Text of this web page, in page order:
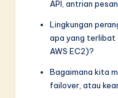
API, antrian
Lingkungan
apa yang terlibat
AWS EC2)?
Bagaimana kita
failover, atau